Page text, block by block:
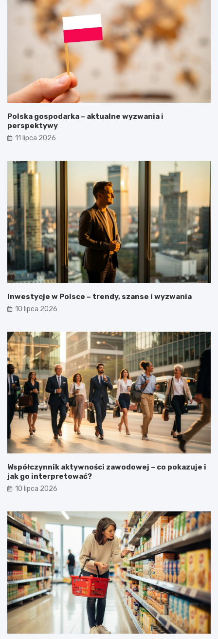
Polska gospodarka – aktualne wyzwania i
perspektywy
11 lipca 2026
Inwestycje w Polsce – trendy, szanse i wyzwania
10 lipca 2026
Współczynnik aktywności zawodowej – co pokazuje i
jak go interpretować?
10 lipca 2026